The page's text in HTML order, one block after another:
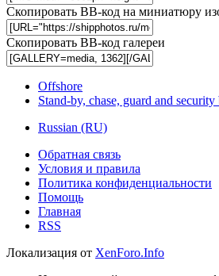
Скопировать BB-код на миниатюру
Скопировать BB-код галереи
Offshore
Stand-by, chase, guard and security
Russian (RU)
Обратная связь
Условия и правила
Политика конфиденциальности
Помощь
Главная
RSS
Локализация от XenForo.Info